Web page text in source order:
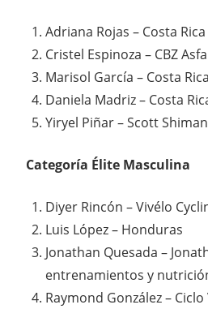
Adriana Rojas – Costa Rica
Cristel Espinoza – CBZ
Marisol García – Costa Rica
Daniela Madriz – Costa
Yiryel Piñar – Scott
Categoría Élite Masculina
Diyer Rincón – Vivélo
Luis López – Honduras
Jonathan Quesada –
entrenamientos y
Raymond González –